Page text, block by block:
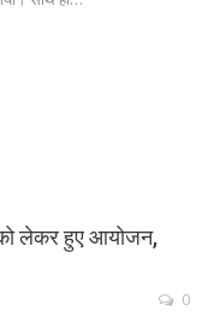
को लेकर हुए आयोजन,
0